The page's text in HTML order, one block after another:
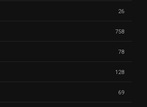
26
758
78
128
69